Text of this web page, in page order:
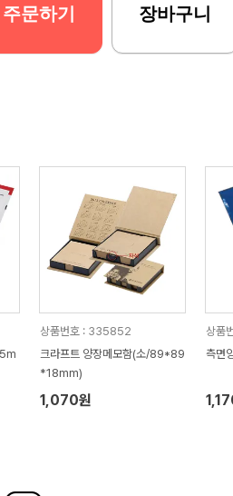
주문하기 장바구니
상품번호 : 335852
크라프트 양장메모함(소/89*89
*18mm)
1,070원
상품
측면